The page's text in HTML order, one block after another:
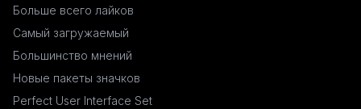
Больше всего лайков
Самый загружаемый
Большинство мнений
Новые пакеты значков
Perfect User Interface Set